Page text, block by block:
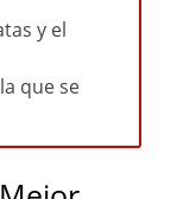
y el
que se